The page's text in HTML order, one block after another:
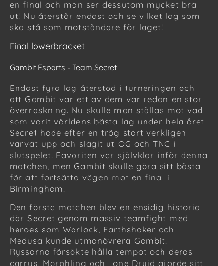
en final och man ser dessutom mycket bra
ut! Nu återstår endast och se vilket lag som
ska stå som motståndare för laget!
Final lowerbracket
Gambit Esports - Team Secret
Endast fyra lag återstod i turneringen och
att Gambit var ett av dem var redan en stor
överraskning. Nu skulle man ställas mot vad
som varit världens bästa lag under hela året.
Secret hade efter en trög start verkligen
varvat upp och slagit ut OG och TNC i
slutspelet. Favoriten var självklar inför denna
matchen, men Gambit skulle göra sitt bästa
för att fortsätta vägen mot en final i
Birmingham.
Den första matchen blev en ensidig historia
där Secret genom massiv teamfight med
heroes som Warlock, Earthshaker och
Medusa kunde utmanövrera Gambit.
Ryssarna försökte hålla tempot och deras
carrys, Morphling och Lone Druid gjorde sitt